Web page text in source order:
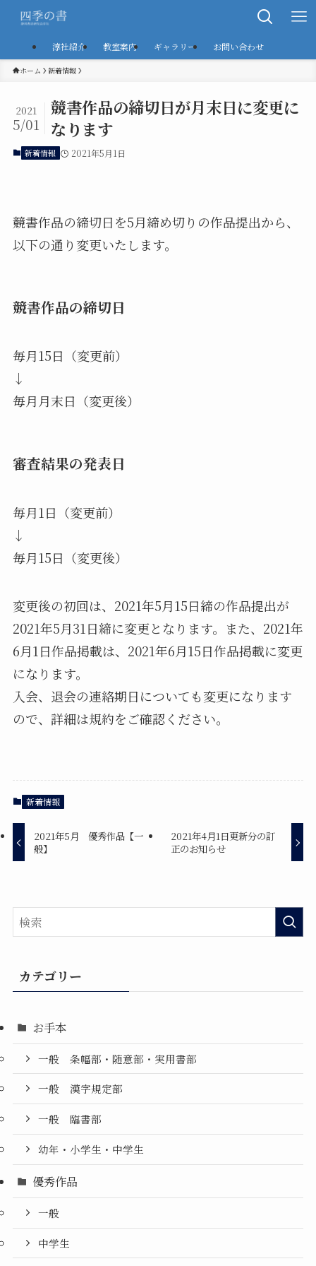
淳社紹介 教室案内 ギャラリー お問い合わせ
ホーム 新着情報
競書作品の締切日が月末日に変更に
なります
2021
5/01
新着情報 2021年5月1日
競書作品の締切日を5月締め切りの作品提出から、
以下の通り変更いたします。
競書作品の締切日
毎月15日（変更前）
↓
毎月月末日（変更後）
審査結果の発表日
毎月1日（変更前）
↓
毎月15日（変更後）
変更後の初回は、2021年5月15日締の作品提出が
2021年5月31日締に変更となります。また、2021年
6月1日作品掲載は、2021年6月15日作品掲載に変更
になります。
入会、退会の連絡期日についても変更になります
ので、詳細は規約をご確認ください。
新着情報
2021年5月 優秀作品【一
般】
2021年4月1日更新分の訂
正のお知らせ
カテゴリー
お手本
一般 条幅部・随意部・実用書部
一般 漢字規定部
一般 臨書部
幼年・小学生・中学生
優秀作品
一般
中学生